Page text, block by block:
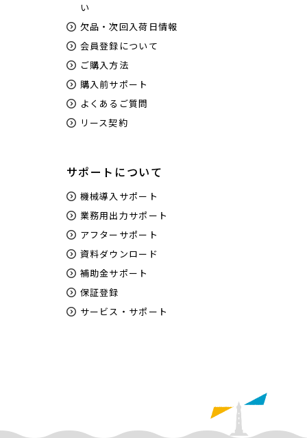
い
欠品・次回入荷日情報
会員登録について
ご購入方法
購入前サポート
よくあるご質問
リース契約
サポートについて
機械導入サポート
業務用出力サポート
アフターサポート
資料ダウンロード
補助金サポート
保証登録
サービス・サポート